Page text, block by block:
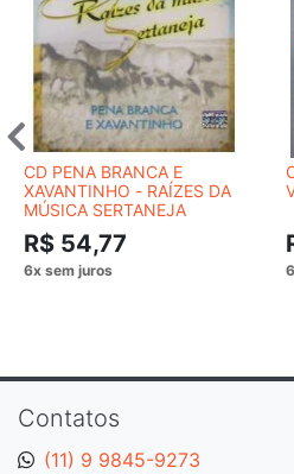
CD PENA BRANCA E
XAVANTINHO - RAÍZES DA
MÚSICA SERTANEJA
R$ 54,77
Contatos
(11) 9 9845-9273